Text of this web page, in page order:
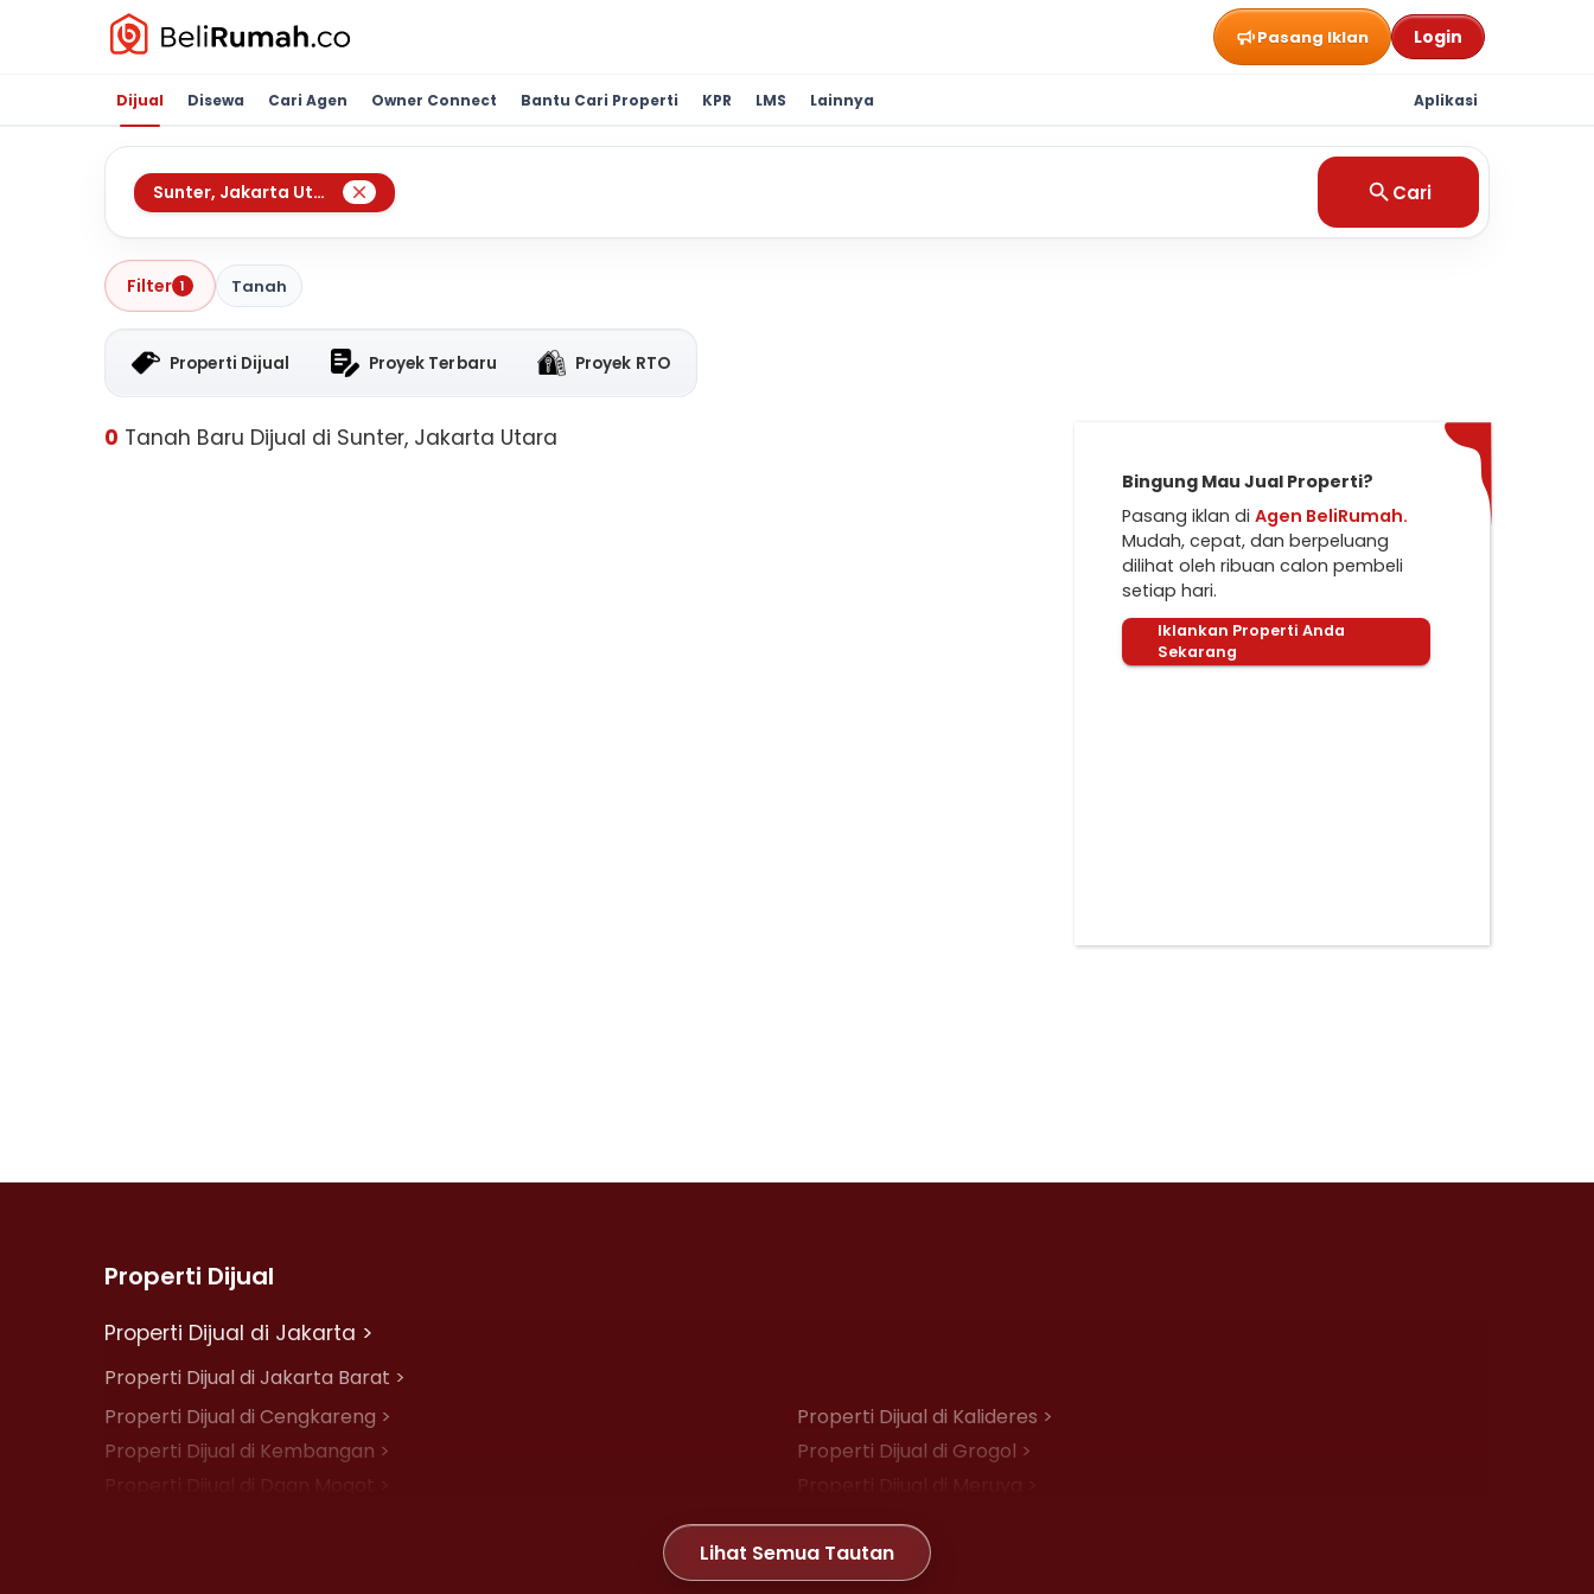
Pasang Iklan Login
Dijual Disewa Cari Agen Owner Connect Bantu Cari Properti KPR LMS Lainnya Aplikasi
Sunter, Jakarta Utara Cari
Filter 1 Tanah
Properti Dijual Proyek Terbaru Proyek RTO
0 Tanah Baru Dijual di Sunter, Jakarta Utara
Bingung Mau Jual Properti?
Pasang iklan di Agen BeliRumah.
Mudah, cepat, dan berpeluang
dilihat oleh ribuan calon pembeli
setiap hari.
Iklankan Properti Anda
Sekarang
Properti Dijual
Properti Dijual di Jakarta >
Properti Dijual di Jakarta Barat >
Properti Dijual di Cengkareng >
Properti Dijual di Kalideres >
Properti Dijual di Kembangan >
Properti Dijual di Grogol >
Properti Dijual di Daan Mogot >
Properti Dijual di Meruya >
Properti Dijual di Joglo >
Lihat Semua Tautan